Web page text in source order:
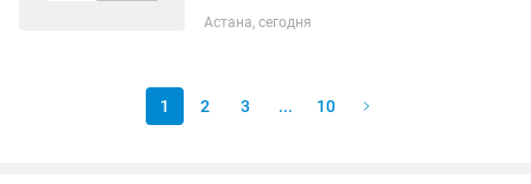
Стабильная работа, официальное
левый...
Астана, сегодня
1 2 3 ... 10